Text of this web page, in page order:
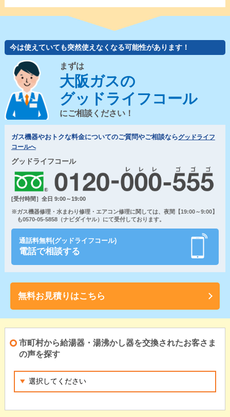
今は使えていても突然使えなくなる可能性があります！
まずは
大阪ガスの
グッドライフコール
にご相談ください！
ガス機器やおトクな料金についてのご質問やご相談ならグッドライフ
コールへ
グッドライフコール
[受付時間］全日 9:00～19:00
※ガス機器修理・水まわり修理・エアコン修理に関しては、夜間【19:00～9:00】
も0570-05-5858（ナビダイヤル）にて受付しております。
通話料無料(グッドライフコール)
電話で相談する
無料お見積りはこちら
市町村から給湯器・湯沸かし器を交換されたお客さま
の声を探す